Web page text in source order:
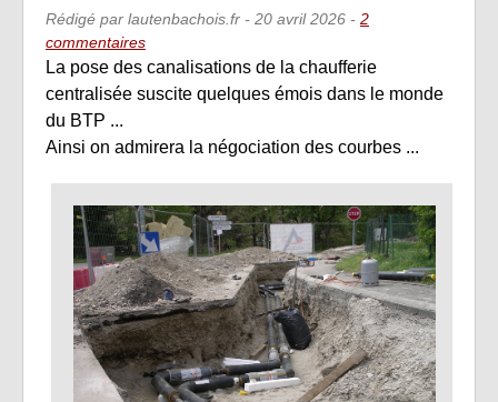
Rédigé par lautenbachois.fr - 20 avril 2026 - 2
commentaires
La pose des canalisations de la chaufferie
centralisée suscite quelques émois dans le monde
du BTP ...
Ainsi on admirera la négociation des courbes ...